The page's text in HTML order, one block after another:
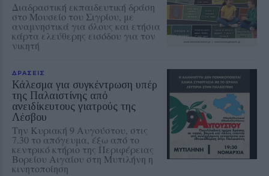
Διαδραστική εκπαιδευτική δράση
στο Μουσείο του Σιγρίου, με
αναμνηστικά για όλους και ετήσια
κάρτα ελεύθερης εισόδου για τον
νικητή
ΔΡΑΣΕΙΣ
Κάλεσμα για συγκέντρωση υπέρ
της Παλαιστίνης από
ανειδίκευτους γιατρούς της
Λέσβου
Την Κυριακή 9 Αυγούστου, στις
7.30 το απόγευμα, έξω από το
κεντρικό κτήριο της Περιφέρειας
Βορείου Αιγαίου στη Μυτιλήνη η
κινητοποίηση